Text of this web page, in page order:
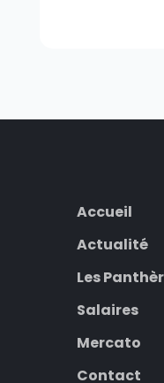
Accueil
Actualité
Les
Salaires
Mercato
Contact